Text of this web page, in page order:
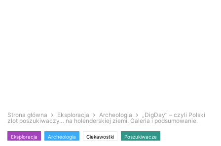
Strona główna Eksploracja Archeologia
„DigDay” – czyli Polski
zlot poszukiwaczy… na holenderskiej ziemi. Galeria i podsumowanie.
Eksploracja Archeologia Ciekawostki Poszukiwacze